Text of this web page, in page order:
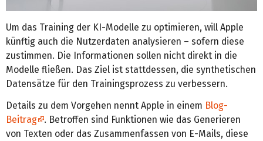
Um das Training der KI-Modelle zu optimieren, will Apple
künftig auch die Nutzerdaten analysieren – sofern diese
zustimmen. Die Informationen sollen nicht direkt in die
Modelle fließen. Das Ziel ist stattdessen, die synthetischen
Datensätze für den Trainingsprozess zu verbessern.
Details zu dem Vorgehen nennt Apple in einem Blog-
Beitrag
. Betroffen sind Funktionen wie das Generieren
von Texten oder das Zusammenfassen von E-Mails, diese